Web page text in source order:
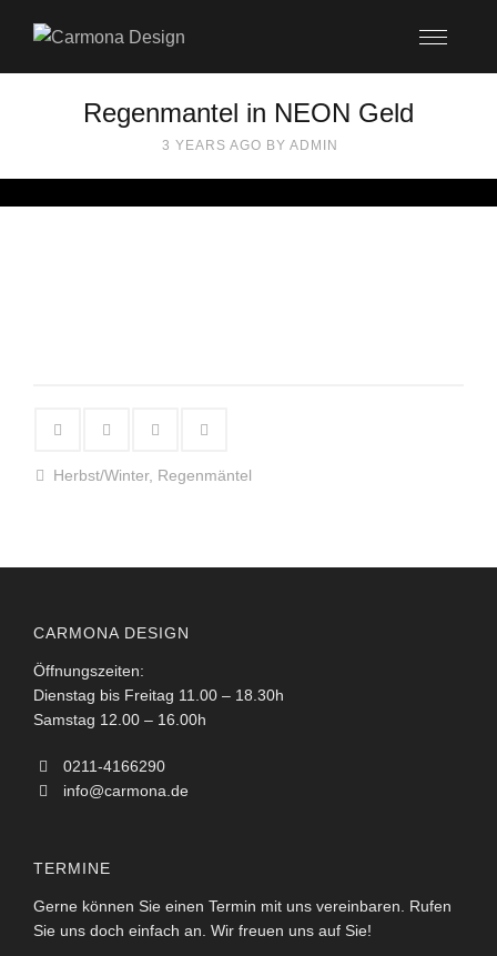
Regenmantel in NEON Geld
3 YEARS AGO BY ADMIN
Herbst/Winter, Regenmäntel
CARMONA DESIGN
Öffnungszeiten:
Dienstag bis Freitag 11.00 – 18.30h
Samstag 12.00 – 16.00h
0211-4166290
info@carmona.de
TERMINE
Gerne können Sie einen Termin mit uns vereinbaren. Rufen
Sie uns doch einfach an. Wir freuen uns auf Sie!